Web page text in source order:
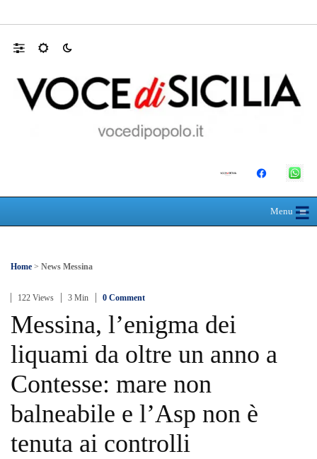
Menu≡
☰
Home > News Messina
122 Views 3 Min 0 Comment
Messina, l’enigma dei
liquami da oltre un anno a
Contesse: mare non
balneabile e l’Asp non è
tenuta ai controlli